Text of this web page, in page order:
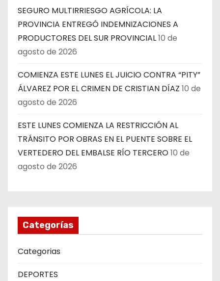
SEGURO MULTIRRIESGO AGRÍCOLA: LA
PROVINCIA ENTREGÓ INDEMNIZACIONES A
PRODUCTORES DEL SUR PROVINCIAL10 de
agosto de 2026
COMIENZA ESTE LUNES EL JUICIO CONTRA “PITY”
ÁLVAREZ POR EL CRIMEN DE CRISTIAN DÍAZ 10 de
agosto de 2026
ESTE LUNES COMIENZA LA RESTRICCIÓN AL
TRÁNSITO POR OBRAS EN EL PUENTE SOBRE EL
VERTEDERO DEL EMBALSE RÍO TERCERO10 de
agosto de 2026
Categorías
Categorias
DEPORTES